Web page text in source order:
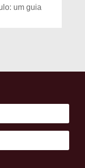
um guia